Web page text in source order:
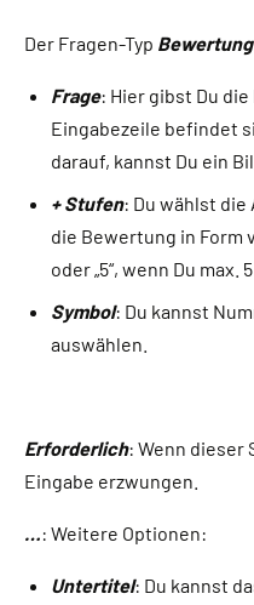
Der Fragen-Typ Bewertung
Frage: Hier gibst Du
Eingabezeile befindet
darauf, kannst Du ein
+ Stufen: Du wählst die
die Bewertung in Form
oder „5“, wenn Du
Symbol: Du kannst
auswählen.
Erforderlich: Wenn dieser
Eingabe erzwungen.
…: Weitere Optionen:
Untertitel: Du kannst